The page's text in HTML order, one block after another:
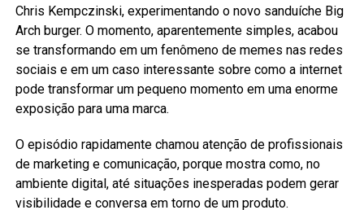
Chris Kempczinski, experimentando o novo sanduíche Big
Arch burger. O momento, aparentemente simples, acabou
se transformando em um fenômeno de memes nas redes
sociais e em um caso interessante sobre como a internet
pode transformar um pequeno momento em uma enorme
exposição para uma marca.
O episódio rapidamente chamou atenção de profissionais
de marketing e comunicação, porque mostra como, no
ambiente digital, até situações inesperadas podem gerar
visibilidade e conversa em torno de um produto.